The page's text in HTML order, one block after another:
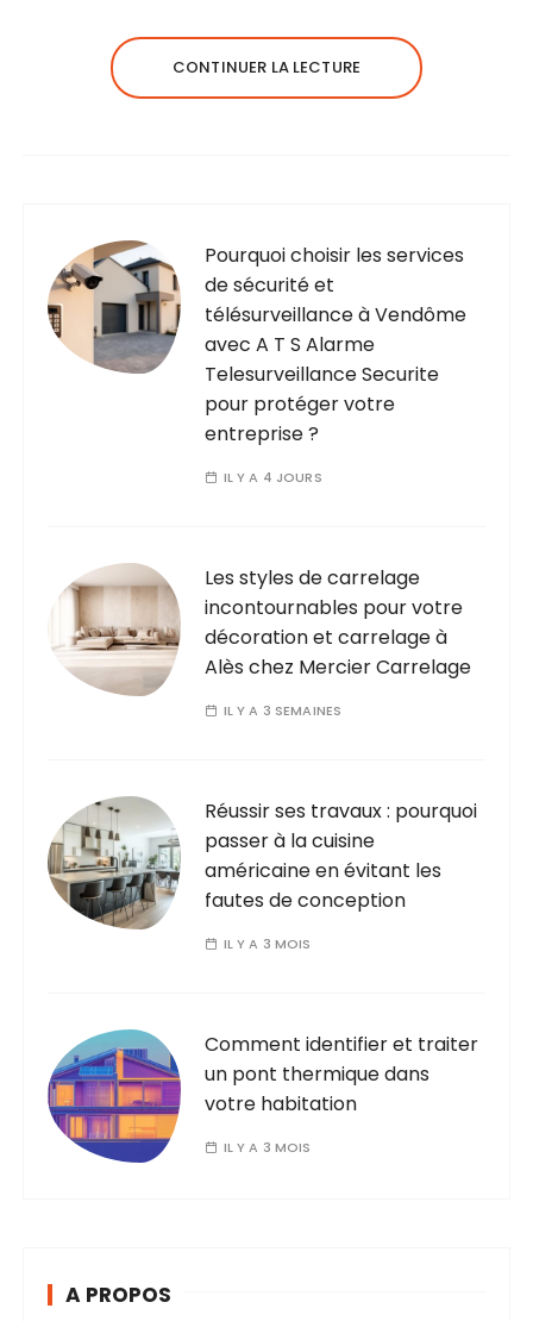
CONTINUER LA LECTURE
Pourquoi choisir les services
de sécurité et
télésurveillance à Vendôme
avec A T S Alarme
Telesurveillance Securite
pour protéger votre
entreprise ?
IL Y A 4 JOURS
Les styles de carrelage
incontournables pour votre
décoration et carrelage à
Alès chez Mercier Carrelage
IL Y A 3 SEMAINES
Réussir ses travaux : pourquoi
passer à la cuisine
américaine en évitant les
fautes de conception
IL Y A 3 MOIS
Comment identifier et traiter
un pont thermique dans
votre habitation
IL Y A 3 MOIS
A PROPOS